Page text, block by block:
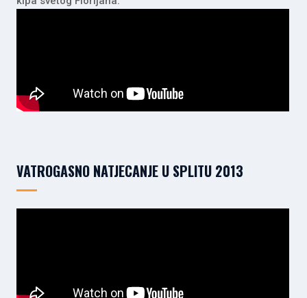
VATROGASNO NATJECANJE U SPLITU 2013